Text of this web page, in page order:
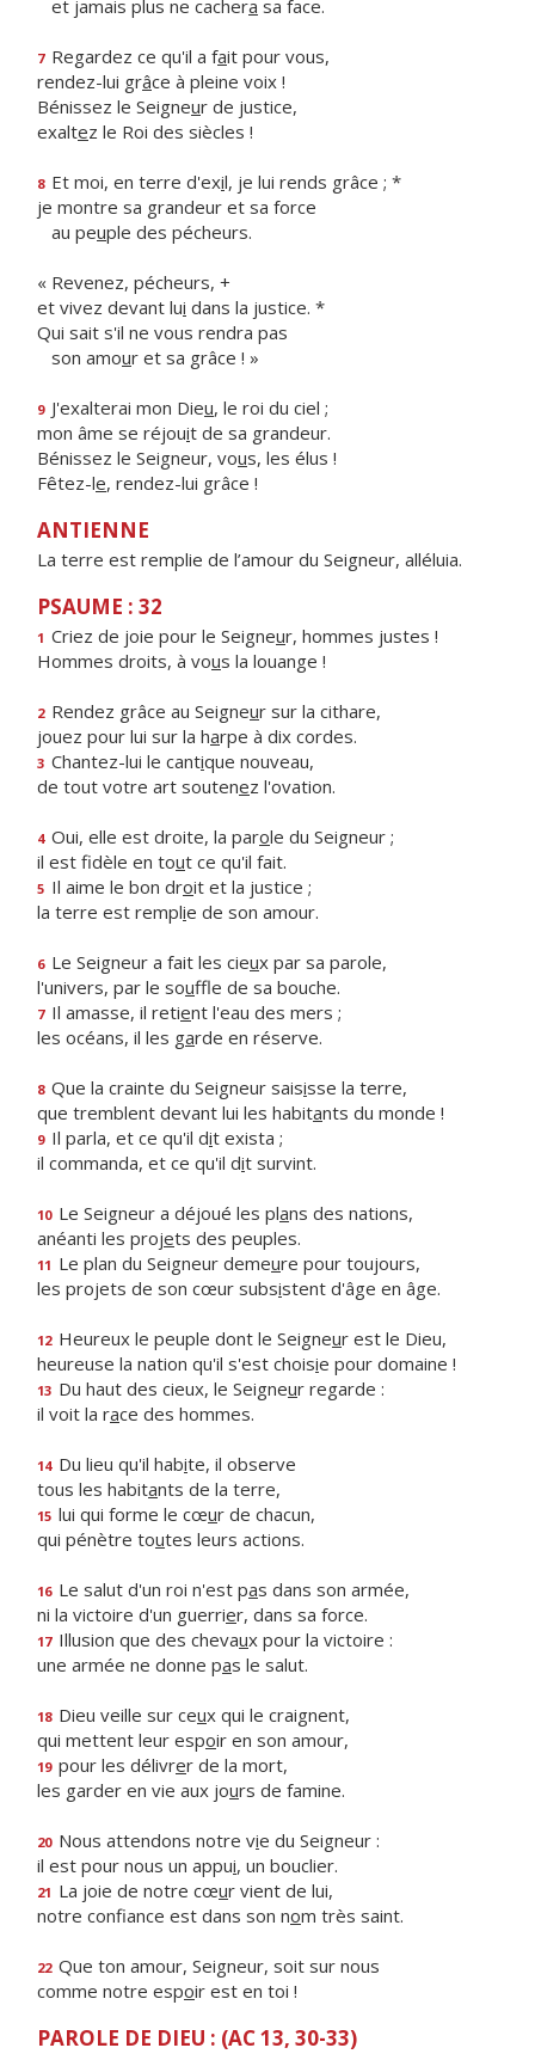
et jamais plus ne cachera sa face.
7 Regardez ce qu'il a fait pour vous,
rendez-lui grâce à pleine voix !
Bénissez le Seigneur de justice,
exaltez le Roi des siècles !
8 Et moi, en terre d'exil, je lui rends grâce ; *
je montre sa grandeur et sa force
au peuple des pécheurs.
« Revenez, pécheurs, +
et vivez devant lui dans la justice. *
Qui sait s'il ne vous rendra pas
son amour et sa grâce ! »
9 J'exalterai mon Dieu, le roi du ciel ;
mon âme se réjouit de sa grandeur.
Bénissez le Seigneur, vous, les élus !
Fêtez-le, rendez-lui grâce !
ANTIENNE
La terre est remplie de l’amour du Seigneur, alléluia.
PSAUME : 32
1 Criez de joie pour le Seigneur, hommes justes !
Hommes droits, à vous la louange !
2 Rendez grâce au Seigneur sur la cithare,
jouez pour lui sur la harpe à dix cordes.
3 Chantez-lui le cantique nouveau,
de tout votre art soutenez l'ovation.
4 Oui, elle est droite, la parole du Seigneur ;
il est fidèle en tout ce qu'il fait.
5 Il aime le bon droit et la justice ;
la terre est remplie de son amour.
6 Le Seigneur a fait les cieux par sa parole,
l'univers, par le souffle de sa bouche.
7 Il amasse, il retient l'eau des mers ;
les océans, il les garde en réserve.
8 Que la crainte du Seigneur saisisse la terre,
que tremblent devant lui les habitants du monde !
9 Il parla, et ce qu'il dit exista ;
il commanda, et ce qu'il dit survint.
10 Le Seigneur a déjoué les plans des nations,
anéanti les projets des peuples.
11 Le plan du Seigneur demeure pour toujours,
les projets de son cœur subsistent d'âge en âge.
12 Heureux le peuple dont le Seigneur est le Dieu,
heureuse la nation qu'il s'est choisie pour domaine !
13 Du haut des cieux, le Seigneur regarde :
il voit la race des hommes.
14 Du lieu qu'il habite, il observe
tous les habitants de la terre,
15 lui qui forme le cœur de chacun,
qui pénètre toutes leurs actions.
16 Le salut d'un roi n'est pas dans son armée,
ni la victoire d'un guerrier, dans sa force.
17 Illusion que des chevaux pour la victoire :
une armée ne donne pas le salut.
18 Dieu veille sur ceux qui le craignent,
qui mettent leur espoir en son amour,
19 pour les délivrer de la mort,
les garder en vie aux jours de famine.
20 Nous attendons notre vie du Seigneur :
il est pour nous un appui, un bouclier.
21 La joie de notre cœur vient de lui,
notre confiance est dans son nom très saint.
22 Que ton amour, Seigneur, soit sur nous
comme notre espoir est en toi !
PAROLE DE DIEU : (AC 13, 30-33)